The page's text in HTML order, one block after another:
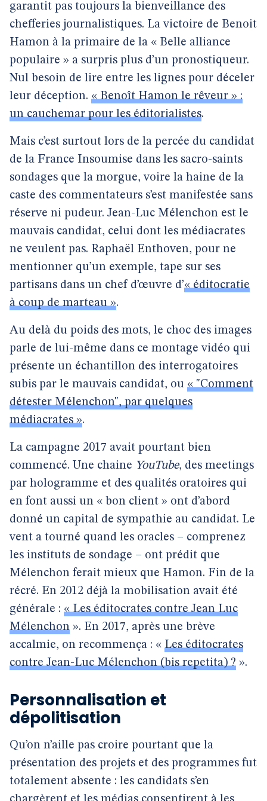
garantit pas toujours la bienveillance des
chefferies journalistiques. La victoire de Benoit
Hamon à la primaire de la « Belle alliance
populaire » a surpris plus d’un pronostiqueur.
Nul besoin de lire entre les lignes pour déceler
leur déception. « Benoît Hamon le rêveur » :
un cauchemar pour les éditorialistes.
Mais c’est surtout lors de la percée du candidat
de la France Insoumise dans les sacro-saints
sondages que la morgue, voire la haine de la
caste des commentateurs s’est manifestée sans
réserve ni pudeur. Jean-Luc Mélenchon est le
mauvais candidat, celui dont les médiacrates
ne veulent pas. Raphaël Enthoven, pour ne
mentionner qu’un exemple, tape sur ses
partisans dans un chef d’œuvre d’« éditocratie
à coup de marteau ».
Au delà du poids des mots, le choc des images
parle de lui-même dans ce montage vidéo qui
présente un échantillon des interrogatoires
subis par le mauvais candidat, ou « "Comment
détester Mélenchon", par quelques
médiacrates ».
La campagne 2017 avait pourtant bien
commencé. Une chaine YouTube, des meetings
par hologramme et des qualités oratoires qui
en font aussi un « bon client » ont d’abord
donné un capital de sympathie au candidat. Le
vent a tourné quand les oracles – comprenez
les instituts de sondage – ont prédit que
Mélenchon ferait mieux que Hamon. Fin de la
récré. En 2012 déjà la mobilisation avait été
générale : « Les éditocrates contre Jean Luc
Mélenchon ». En 2017, après une brève
accalmie, on recommença : « Les éditocrates
contre Jean-Luc Mélenchon (bis repetita) ? ».
Personnalisation et
dépolitisation
Qu’on n’aille pas croire pourtant que la
présentation des projets et des programmes fut
totalement absente : les candidats s’en